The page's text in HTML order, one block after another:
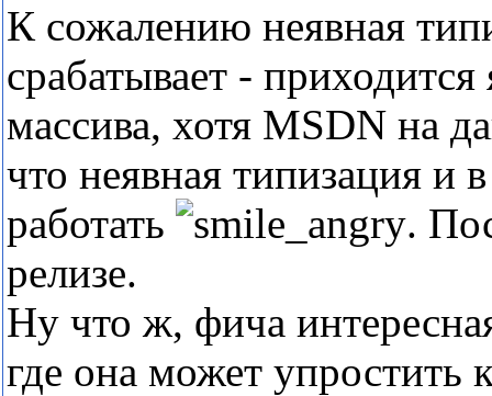
К сожалению неявная
срабатывает -
массива, хотя MSDN на
что неявная типизация и
работать
.
релизе.
Ну что ж, фича
где она может упростить